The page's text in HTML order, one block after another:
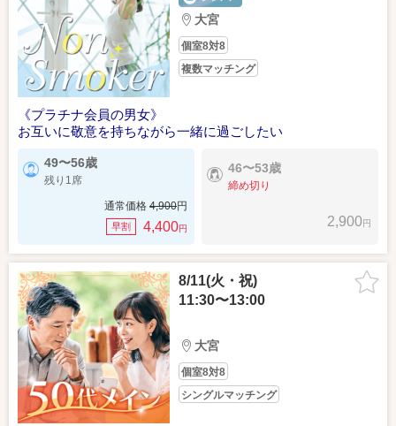
大宮
個室8対8
複数マッチング
《プラチナ会員の男女》
お互いに敬意を持ちながら一緒に過ごしたい
49〜56歳
残り1席
通常価格 4,900円
早割 4,400円
46〜53歳
締め切り
2,900円
8/11(火・祝)
11:30〜13:00
大宮
個室8対8
シングルマッチング